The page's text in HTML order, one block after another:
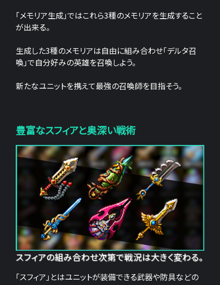
「メモリア生成」ではこれら3種のメモリアを生成すること
が出来る。
生成した3種のメモリアは自由に組み合わせ「デルタ召
喚」で自分好みの英雄を召喚しよう。
新たなユニットを携えて最強の召喚師を目指そう。
豊富なスフィアと奥深い戦術
スフィアの組み合わせ次第で戦況は大きく変わる。
「スフィア」とはユニットが装備できる武器や防具などの